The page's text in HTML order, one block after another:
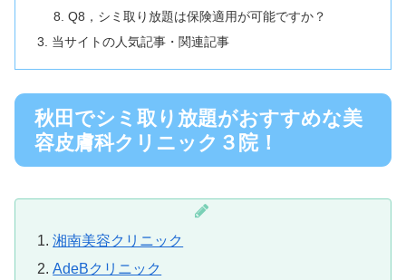
Q8，シミ取り放題は保険適用が可能ですか？
当サイトの人気記事・関連記事
秋田でシミ取り放題がおすすめな美
容皮膚科クリニック３院！
湘南美容クリニック
AdeBクリニック